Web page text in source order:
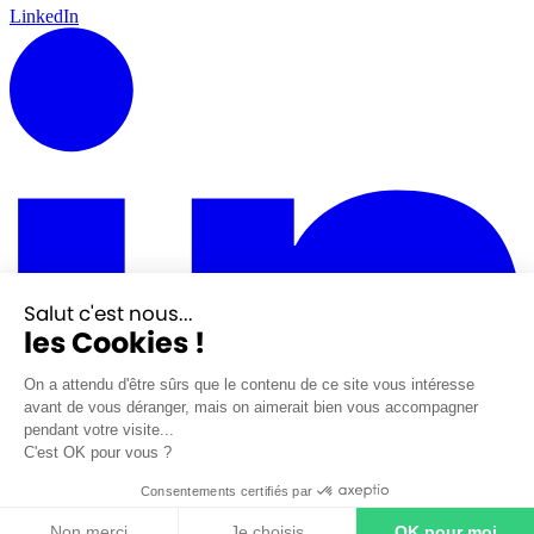
LinkedIn
Salut c'est nous...
les Cookies !
On a attendu d'être sûrs que le contenu de ce site vous intéresse
avant de vous déranger, mais on aimerait bien vous accompagner
pendant votre visite...
C'est OK pour vous ?
Consentements certifiés par